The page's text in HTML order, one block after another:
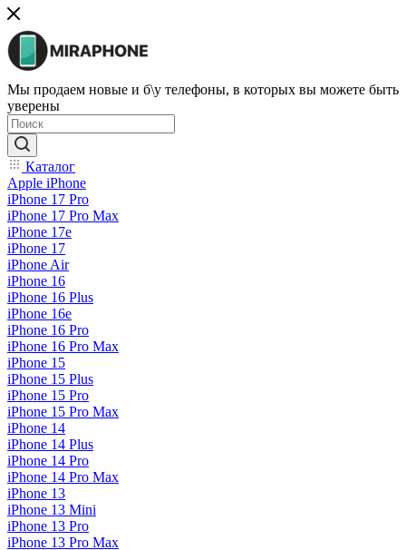
Мы продаем новые и б\у телефоны, в которых вы можете быть
уверены
Каталог
Apple iPhone
iPhone 17 Pro
iPhone 17 Pro Max
iPhone 17e
iPhone 17
iPhone Air
iPhone 16
iPhone 16 Plus
iPhone 16e
iPhone 16 Pro
iPhone 16 Pro Max
iPhone 15
iPhone 15 Plus
iPhone 15 Pro
iPhone 15 Pro Max
iPhone 14
iPhone 14 Plus
iPhone 14 Pro
iPhone 14 Pro Max
iPhone 13
iPhone 13 Mini
iPhone 13 Pro
iPhone 13 Pro Max